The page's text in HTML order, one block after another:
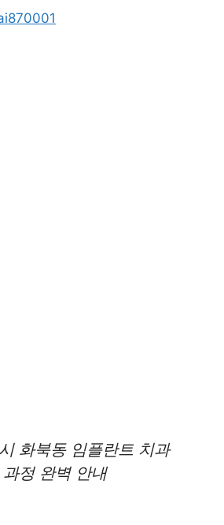
화북동 임플란트 치과
정 완벽 안내